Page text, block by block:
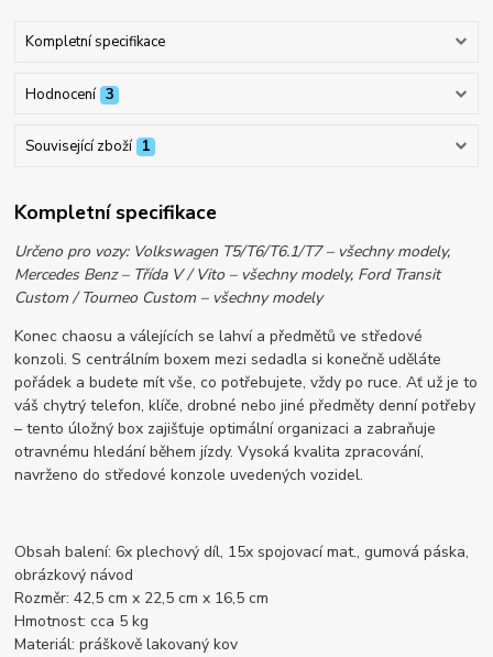
Kompletní specifikace
Hodnocení 3
Související zboží 1
Kompletní specifikace
Určeno pro vozy: Volkswagen T5/T6/T6.1/T7 – všechny modely,
Mercedes Benz – Třída V / Vito – všechny modely, Ford Transit
Custom / Tourneo Custom – všechny modely
Konec chaosu a válejících se lahví a předmětů ve středové
konzoli. S centrálním boxem mezi sedadla si konečně uděláte
pořádek a budete mít vše, co potřebujete, vždy po ruce. Ať už je to
váš chytrý telefon, klíče, drobné nebo jiné předměty denní potřeby
– tento úložný box zajišťuje optimální organizaci a zabraňuje
otravnému hledání během jízdy. Vysoká kvalita zpracování,
navrženo do středové konzole uvedených vozidel.
Obsah balení: 6x plechový díl, 15x spojovací mat., gumová páska,
obrázkový návod
Rozměr: 42,5 cm x 22,5 cm x 16,5 cm
Hmotnost: cca 5 kg
Materiál: práškově lakovaný kov